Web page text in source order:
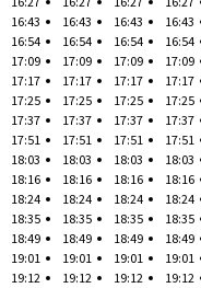
16:43
16:54
17:09
17:17
17:25
17:37
17:51
18:03
18:16
18:24
18:35
18:49
19:01
19:12
16:43
16:54
17:09
17:17
17:25
17:37
17:51
18:03
18:16
18:24
18:35
18:49
19:01
19:12
16:43
16:54
17:09
17:17
17:25
17:37
17:51
18:03
18:16
18:24
18:35
18:49
19:01
19:12
16:43
16:54
17:09
17:17
17:25
17:37
17:51
18:03
18:16
18:24
18:35
18:49
19:01
19:12